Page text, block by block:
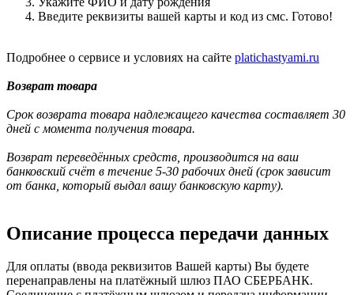
Введите реквизиты вашей карты и код из смс. Готово!
Подробнее о сервисе и условиях на сайте platichastyami.ru
Возврат товара
Срок возврата товара надлежащего качества составляет 30
дней с момента получения товара.
Возврат переведённых средств, производится на ваш
банковский счёт в течение 5-30 рабочих дней (срок зависит
от банка, который выдал вашу банковскую карту).
Описание процесса передачи данных
Для оплаты (ввода реквизитов Вашей карты) Вы будете
перенаправлены на платёжный шлюз ПАО СБЕРБАНК.